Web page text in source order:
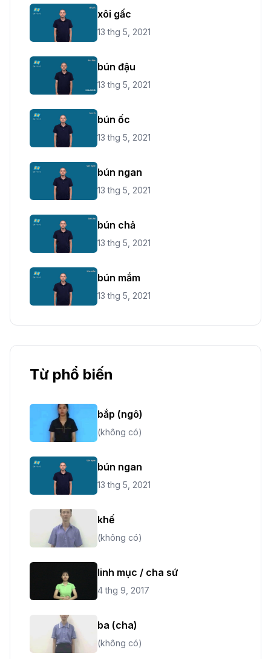
xôi gấc
13 thg 5, 2021
bún đậu
13 thg 5, 2021
bún ốc
13 thg 5, 2021
bún ngan
13 thg 5, 2021
bún chả
13 thg 5, 2021
bún mắm
13 thg 5, 2021
Từ phổ biến
bắp (ngô)
(không có)
bún ngan
13 thg 5, 2021
khế
(không có)
linh mục / cha sứ
4 thg 9, 2017
ba (cha)
(không có)